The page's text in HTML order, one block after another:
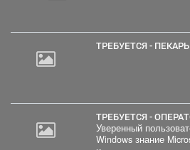
ТРЕБУЕТСЯ -
ТРЕБУЕТСЯ -
Уверенный
Windows знание Microsoft Office . Обработка